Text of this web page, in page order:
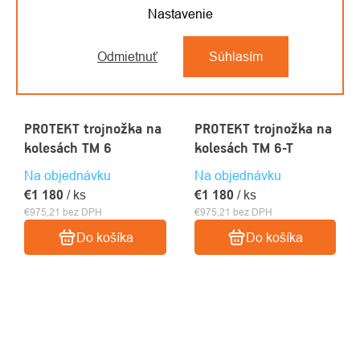
Nastavenie
Odmietnuť Súhlasím
PROTEKT trojnožka na
kolesách TM 6
Na objednávku
€975,21 bez DPH
€1 180 / ks
Do košíka
PROTEKT trojnožka na
kolesách TM 6-T
Na objednávku
€975,21 bez DPH
€1 180 / ks
Do košíka